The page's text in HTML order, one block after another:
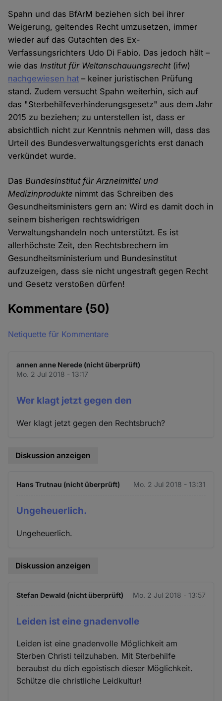
Spahn und das BfArM beziehen sich bei ihrer
Weigerung, geltendes Recht umzusetzen, immer
wieder auf das Gutachten des Ex-
Verfassungsrichters Udo Di Fabio. Das jedoch hält –
wie dasInstitut für Weltanschauungsrecht(ifw)
nachgewiesen hat – keiner juristischen Prüfung
stand. Zudem versucht Spahn weiterhin, sich auf
das "Sterbehilfeverhinderungsgesetz" aus dem Jahr
2015 zu beziehen; zu unterstellen ist, dass er
absichtlich nicht zur Kenntnis nehmen will, dass das
Urteil des Bundesverwaltungsgerichts erst danach
verkündet wurde.
DasBundesinstitut für Arzneimittel und
Medizinprodukte nimmt das Schreiben des
Gesundheitsministers gern an: Wird es damit doch in
seinem bisherigen rechtswidrigen
Verwaltungshandeln noch unterstützt. Es ist
allerhöchste Zeit, den Rechtsbrechern im
Gesundheitsministerium und Bundesinstitut
aufzuzeigen, dass sie nicht ungestraft gegen Recht
und Gesetz verstoßen dürfen!
Kommentare (50)
Netiquette für Kommentare
annen anne Nerede (nicht überprüft)
Mo. 2 Jul 2018 - 13:17
Wer klagt jetzt gegen den
Wer klagt jetzt gegen den Rechtsbruch?
Diskussion anzeigen
Hans Trutnau (nicht überprüft) Mo. 2 Jul 2018 - 13:31
Ungeheuerlich.
Ungeheuerlich.
Diskussion anzeigen
Stefan Dewald (nicht überprüft) Mo. 2 Jul 2018 - 13:57
Leiden ist eine gnadenvolle
Leiden ist eine gnadenvolle Möglichkeit am
Sterben Christi teilzuhaben. Mit Sterbehilfe
beraubst du dich egoistisch dieser Möglichkeit.
Schütze die christliche Leidkultur!